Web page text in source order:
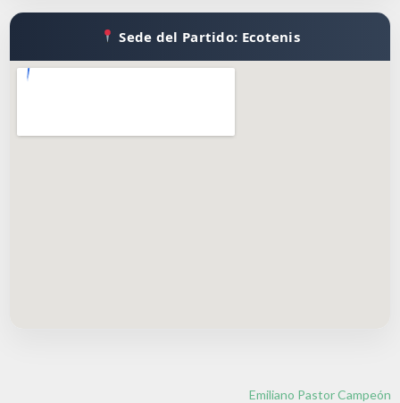
Sede del Partido: Ecotenis
Emiliano Pastor Campeón